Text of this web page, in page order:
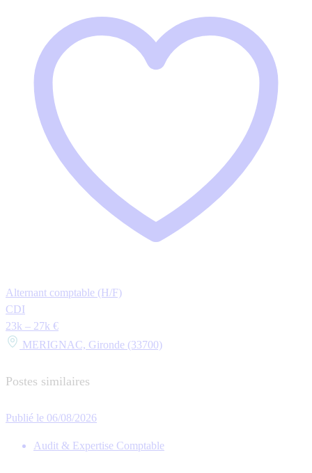
Alternant comptable (H/F)
CDI
23k – 27k €
MERIGNAC, Gironde (33700)
Postes similaires
Publié le 06/08/2026
Audit & Expertise Comptable